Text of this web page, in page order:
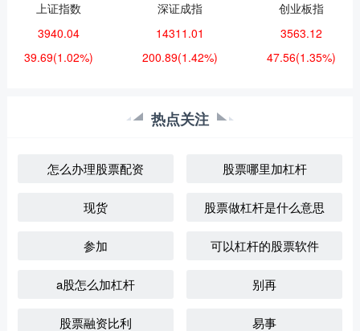
上证指数
3940.04
39.69(1.02%)
深证成指
14311.01
200.89(1.42%)
创业板指
3563.12
47.56(1.35%)
热点关注
怎么办理股票配资 股票哪里加杠杆
现货 股票做杠杆是什么意思
参加 可以杠杆的股票软件
a股怎么加杠杆 别再
股票融资比利 易事